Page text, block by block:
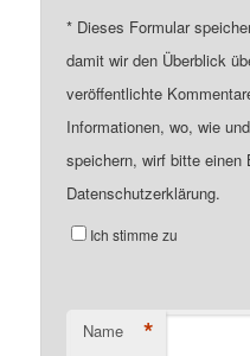
* Dieses Formular
damit wir den Überblick
veröffentlichte
Informationen, wo, wie
speichern, wirf bitte einen
Datenschutzerklärung.
Ich stimme zu
Name *